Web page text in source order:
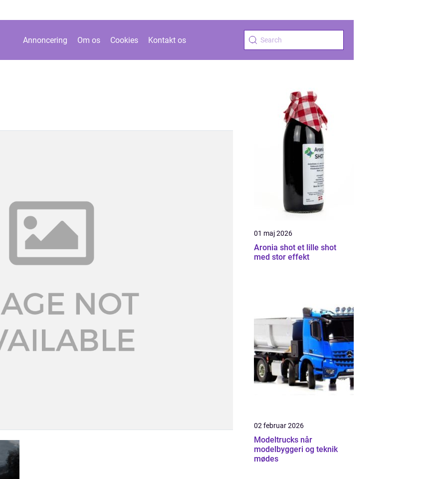
Annoncering Om os Cookies Kontakt os
01 maj 2026
Aronia shot et lille shot
med stor effekt
02 februar 2026
Modeltrucks når
modelbyggeri og teknik
mødes